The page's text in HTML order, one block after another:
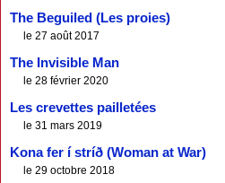
The Beguiled (Les proies)
le 27 août 2017
The Invisible Man
le 28 février 2020
Les crevettes pailletées
le 31 mars 2019
Kona fer í stríð (Woman at War)
le 29 octobre 2018